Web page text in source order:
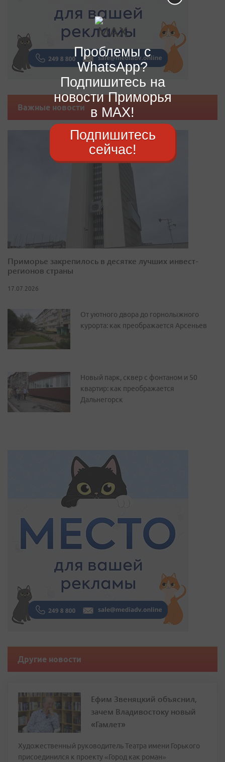
Важные новости
Приморье закрепилось в десятке лучших инвест-
регионов страны
17.07.2026
От уютного двора до горнолыжного
курорта: как преображается Арсеньев
Новый парк, сквер с фонтаном и 50
квартир: как преображается
Дальнегорск
Другие новости
Ефим Звеняцкий объяснил,
зачем Владивостоку новый
«Гамлет»
Художественный руководитель Театра имени Горького
присоединился к проекту «Город как роман»
Проблемы с
WhatsApp?
Подпишитесь на
новости Приморья
в MAX!
Подпишитесь
сейчас!